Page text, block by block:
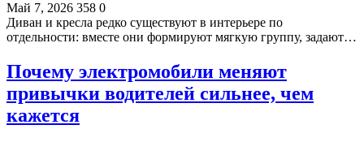
Май 7, 2026 358 0
Диван и кресла редко существуют в интерьере по
отдельности: вместе они формируют мягкую группу, задают…
Почему электромобили меняют
привычки водителей сильнее, чем
кажется